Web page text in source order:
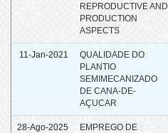
REPRODUCTIVE AND
PRODUCTION
ASPECTS
11-Jan-2021
QUALIDADE DO
PLANTIO
SEMIMECANIZADO
DE CANA-DE-
AÇUCAR
28-Ago-2025
EMPREGO DE